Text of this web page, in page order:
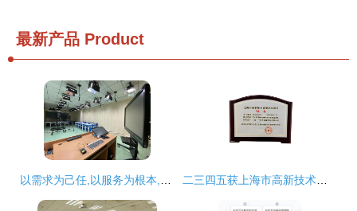
最新产品 Product
以需求为己任,以服务为根本,以技术为保障 海淀教科院完成多项数字课程资源摄制 二三四五获上海市高新技术成果转化项目认定，技术创新驱动网络技术服务升级